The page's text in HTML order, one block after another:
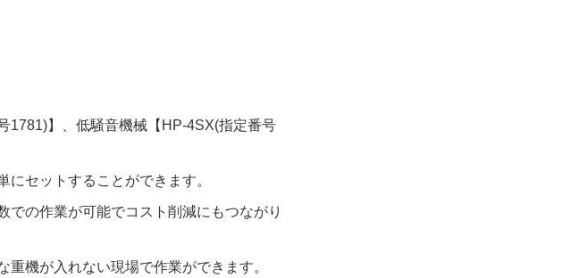
1781)】、低騒音機械【HP-4SX(指定番号
セットすることができます。
での作業が可能でコスト削減にもつながり
機が入れない現場で作業ができます。